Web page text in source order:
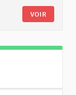
VOIR